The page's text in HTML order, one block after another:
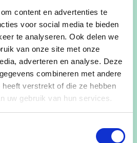
content en advertenties te
voor social media te bieden
te analyseren. Ook delen we
van onze site met onze
adverteren en analyse. Deze
combineren met andere
verstrekt of die ze hebben
uw gebruik van hun services.
Marelien en Daan
Estée en Mauro
Comité(OCMW)
zelfstandig onderneemster
Eernegem-Bekegem-
uitdagingen, muziek